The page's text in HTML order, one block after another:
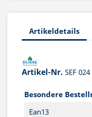
Artikeldetails
Artikel-Nr. SEF 024
Besondere
Ean13